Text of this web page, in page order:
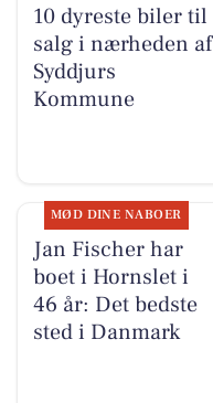
10 dyreste biler til
salg i nærheden af
Syddjurs
Kommune
MØD DINE NABOER
Jan Fischer har
boet i Hornslet i
46 år: Det bedste
sted i Danmark